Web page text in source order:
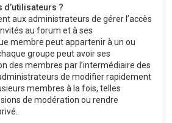
d’utilisateurs ?
aux administrateurs de gérer l’accès
au forum et à ses
membre peut appartenir à un ou
groupe peut avoir ses
des membres par l’intermédiaire des
de modifier rapidement
membres à la fois, telles
de modération ou rendre